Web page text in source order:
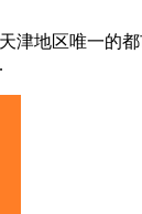
津地区唯一